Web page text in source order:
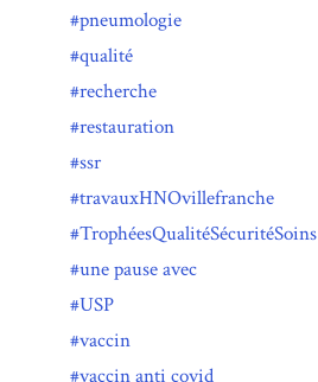
pneumologie
qualité
recherche
restauration
ssr
travauxHNOvillefranche
TrophéesQualitéSécuritéSoins
une pause avec
USP
vaccin
vaccin anti covid